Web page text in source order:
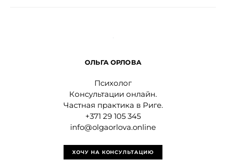
ОЛЬГА ОРЛОВА
Психолог
Консультации онлайн.
Частная практика в Риге.
+371 29 105 345
info@olgaorlova.online
ХОЧУ НА КОНСУЛЬТАЦИЮ